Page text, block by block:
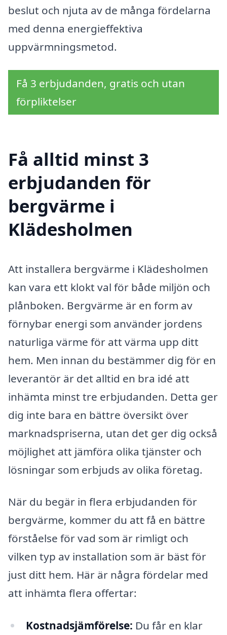
beslut och njuta av de många fördelarna
med denna energieffektiva
uppvärmningsmetod.
Få 3 erbjudanden, gratis och utan
förpliktelser
Få alltid minst 3
erbjudanden för
bergvärme i
Klädesholmen
Att installera bergvärme i Klädesholmen
kan vara ett klokt val för både miljön och
plånboken. Bergvärme är en form av
förnybar energi som använder jordens
naturliga värme för att värma upp ditt
hem. Men innan du bestämmer dig för en
leverantör är det alltid en bra idé att
inhämta minst tre erbjudanden. Detta ger
dig inte bara en bättre översikt över
marknadspriserna, utan det ger dig också
möjlighet att jämföra olika tjänster och
lösningar som erbjuds av olika företag.
När du begär in flera erbjudanden för
bergvärme, kommer du att få en bättre
förståelse för vad som är rimligt och
vilken typ av installation som är bäst för
just ditt hem. Här är några fördelar med
att inhämta flera offertar:
Kostnadsjämförelse: Du får en klar